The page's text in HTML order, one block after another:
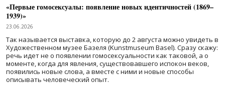
«Первые гомосексуалы: появление новых идентичностей (1869–
1939)»
23.06.2026
Так называется выставка, которую до 2 августа можно увидеть в
Художественном музее Базеля (Kunstmuseum Basel). Сразу скажу:
речь идет не о появлении гомосексуальности как таковой, а о
моменте, когда для явления, существовавшего испокон веков,
появились новые слова, а вместе с ними и новые способы
описывать человеческий опыт.